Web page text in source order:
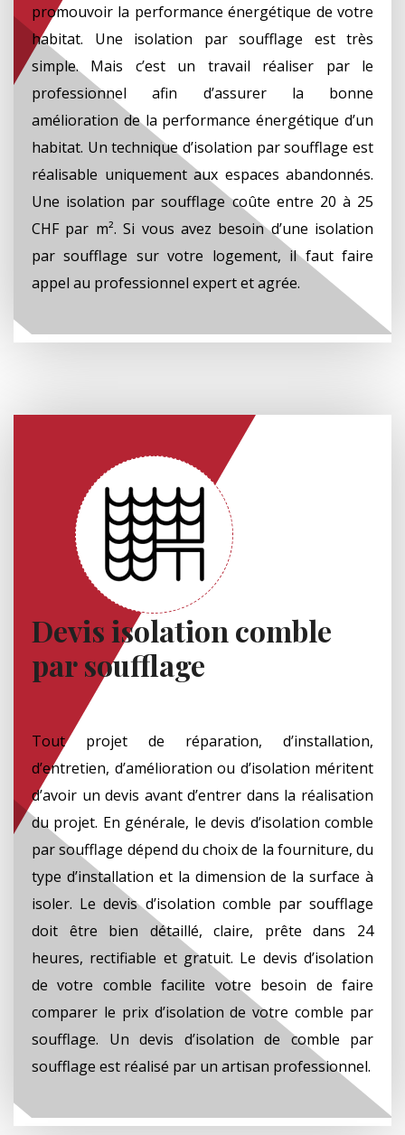
promouvoir la performance énergétique de votre
habitat. Une isolation par soufflage est très
simple. Mais c’est un travail réaliser par le
professionnel afin d’assurer la bonne
amélioration de la performance énergétique d’un
habitat. Un technique d’isolation par soufflage est
réalisable uniquement aux espaces abandonnés.
Une isolation par soufflage coûte entre 20 à 25
CHF par m². Si vous avez besoin d’une isolation
par soufflage sur votre logement, il faut faire
appel au professionnel expert et agrée.
Devis isolation comble
par soufflage
Tout projet de réparation, d’installation,
d’entretien, d’amélioration ou d’isolation méritent
d’avoir un devis avant d’entrer dans la réalisation
du projet. En générale, le devis d’isolation comble
par soufflage dépend du choix de la fourniture, du
type d’installation et la dimension de la surface à
isoler. Le devis d’isolation comble par soufflage
doit être bien détaillé, claire, prête dans 24
heures, rectifiable et gratuit. Le devis d’isolation
de votre comble facilite votre besoin de faire
comparer le prix d’isolation de votre comble par
soufflage. Un devis d’isolation de comble par
soufflage est réalisé par un artisan professionnel.